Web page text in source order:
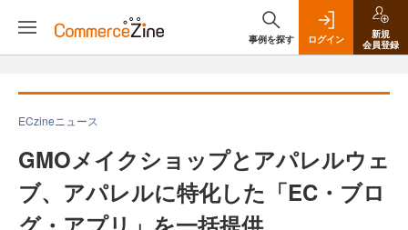
事例を探す ログイン
新規
会員登録
ECzineニュース
GMOメイクショップとアパレルウェ
ブ、アパレルに特化した「EC・ブロ